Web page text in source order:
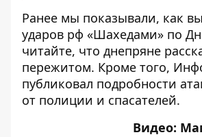
Ранее мы показывали, как
ударов рф «Шахедами» по
читайте, что днепряне
пережитом. Кроме того,
публиковал подробности
от полиции и спасателей.
Видео: